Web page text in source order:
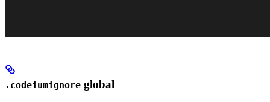
.codeiumignore global